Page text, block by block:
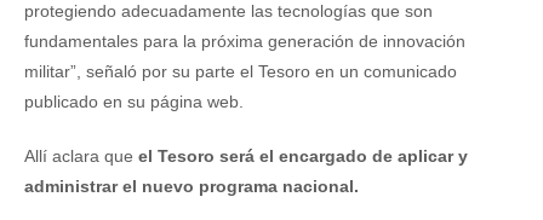
protegiendo adecuadamente las tecnologías que son
fundamentales para la próxima generación de innovación
militar”, señaló por su parte el Tesoro en un comunicado
publicado en su página web.
Allí aclara que el Tesoro será el encargado de aplicar y
administrar el nuevo programa nacional.